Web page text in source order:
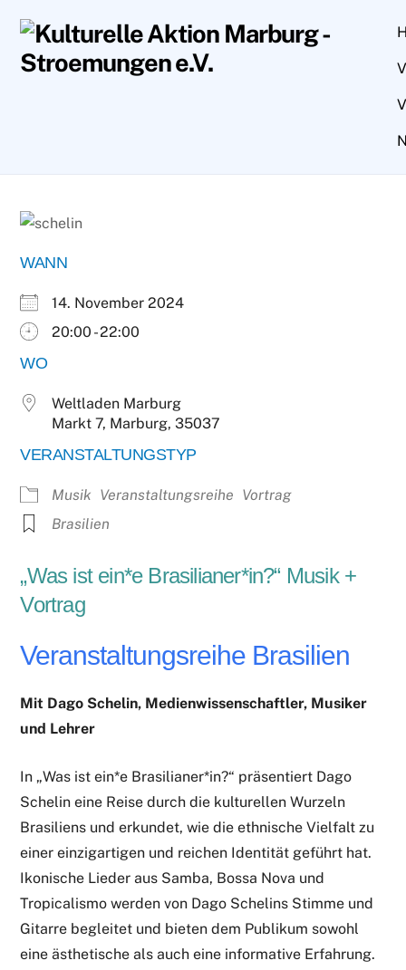
content
WANN
14. November 2024
20:00 - 22:00
WO
Weltladen Marburg
Markt 7, Marburg, 35037
VERANSTALTUNGSTYP
Musik Veranstaltungsreihe Vortrag
Brasilien
„Was ist ein*e Brasilianer*in?“ Musik +
Vortrag
Veranstaltungsreihe Brasilien
Mit Dago Schelin, Medienwissenschaftler, Musiker
und Lehrer
In „Was ist ein*e Brasilianer*in?“ präsentiert Dago
Schelin eine Reise durch die kulturellen Wurzeln
Brasiliens und erkundet, wie die ethnische Vielfalt zu
einer einzigartigen und reichen Identität geführt hat.
Ikonische Lieder aus Samba, Bossa Nova und
Tropicalismo werden von Dago Schelins Stimme und
Gitarre begleitet und bieten dem Publikum sowohl
eine ästhetische als auch eine informative Erfahrung.